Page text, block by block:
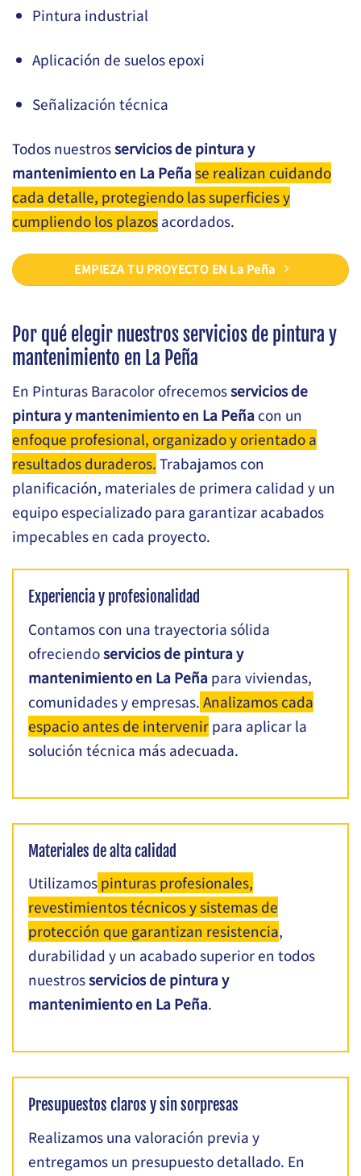
Pintura industrial
Aplicación de suelos epoxi
Señalización técnica
Todos nuestrosservicios de pintura y
mantenimiento en La Peñase realizan cuidando
cada detalle, protegiendo las superficies y
cumpliendo los plazosacordados.
EMPIEZA TU PROYECTO EN La Peña
Por qué elegir nuestros servicios de pintura y
mantenimiento en La Peña
En Pinturas Baracolor ofrecemosservicios de
pintura y mantenimiento en La Peñacon un
enfoque profesional, organizado y orientado a
resultados duraderos.Trabajamos con
planificación, materiales de primera calidad y un
equipo especializado para garantizar acabados
impecables en cada proyecto.
Experiencia y profesionalidad
Contamos con una trayectoria sólida
ofreciendoservicios de pintura y
mantenimiento en La Peñapara viviendas,
comunidades y empresas.Analizamos cada
espacio antes de intervenirpara aplicar la
solución técnica más adecuada.
Materiales de alta calidad
Utilizamospinturas profesionales,
revestimientos técnicos y sistemas de
protección que garantizan resistencia,
durabilidad y un acabado superior en todos
nuestrosservicios de pintura y
mantenimiento en La Peña.
Presupuestos claros y sin sorpresas
Realizamos una valoración previa y
entregamos un presupuesto detallado. En